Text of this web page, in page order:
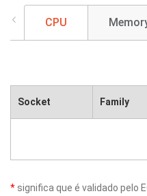
CPU
Socket Family
* significa que é validado pelo